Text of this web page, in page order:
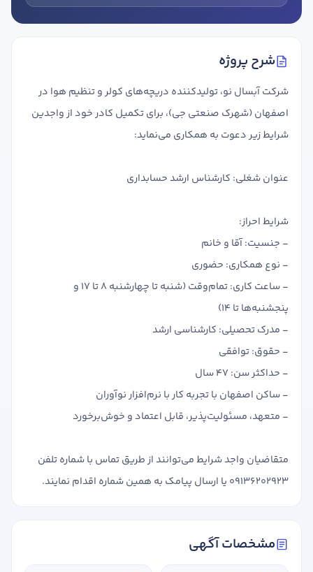
شرح پروژه
شرکت آبسال نو، تولیدکننده دریچه‌های کولر و تنظیم هوا در
اصفهان (شهرک صنعتی جی)، برای تکمیل کادر خود از واجدین
شرایط زیر دعوت به همکاری می‌نماید:
عنوان شغلی: کارشناس ارشد حسابداری
شرایط احراز:
- جنسیت: آقا و خانم
- نوع همکاری: حضوری
- ساعت کاری: تمام‌وقت (شنبه تا چهارشنبه 8 تا 17 و
پنجشنبه‌ها تا 14)
- مدرک تحصیلی: کارشناسی ارشد
- حقوق: توافقی
- حداکثر سن: 47 سال
- ساکن اصفهان با تجربه کار با نرم‌افزار نوآوران
- متعهد، مسئولیت‌پذیر، قابل اعتماد و خوش‌برخورد
متقاضیان واجد شرایط می‌توانند از طریق تماس با شماره تلفن
09136202923 یا ارسال پیامک به همین شماره اقدام نمایند.
مشخصات آگهی
کار آفرینی
ارتقا به حسابدار حرفه ای